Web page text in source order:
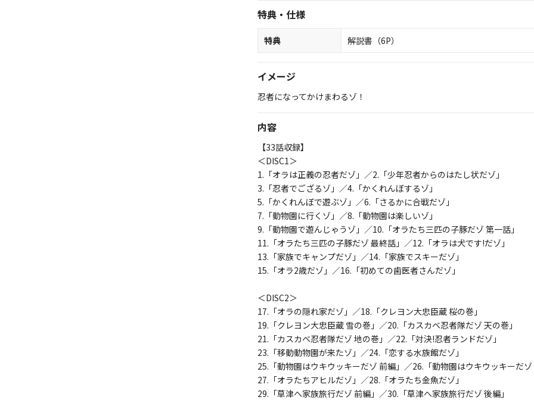
特典・仕様
特典 解説書（6P）
イメージ
忍者になってかけまわるゾ！
内容
【33話収録】
＜DISC1＞
1.「オラは正義の忍者だゾ」／2.「少年忍者からのはたし状だゾ」
3.「忍者でござるゾ」／4.「かくれんぼするゾ」
5.「かくれんぼで遊ぶゾ」／6.「さるかに合戦だゾ」
7.「動物園に行くゾ」／8.「動物園は楽しいゾ」
9.「動物園で遊んじゃうゾ」／10.「オラたち三匹の子豚だゾ 第一話」
11.「オラたち三匹の子豚だゾ 最終話」／12.「オラは犬です!だゾ」
13.「家族でキャンプだゾ」／14.「家族でスキーだゾ」
15.「オラ2歳だゾ」／16.「初めての歯医者さんだゾ」
＜DISC2＞
17.「オラの隠れ家だゾ」／18.「クレヨン大忠臣蔵 桜の巻」
19.「クレヨン大忠臣蔵 雪の巻」／20.「カスカベ忍者隊だゾ 天の巻」
21.「カスカベ忍者隊だゾ 地の巻」／22.「対決!忍者ランドだゾ」
23.「移動動物園が来たゾ」／24.「恋する水族館だゾ」
25.「動物園はウキウッキーだゾ 前編」／26.「動物園はウキウッキーだ
27.「オラたちアヒルだゾ」／28.「オラたち金魚だゾ」
29.「草津へ家族旅行だゾ 前編」／30.「草津へ家族旅行だゾ 後編」